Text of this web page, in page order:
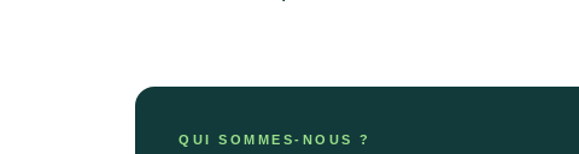
QUI SOMMES-NOUS ?